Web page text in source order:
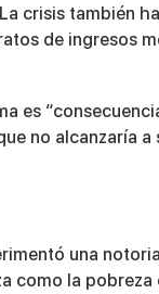
crisis también
de ingresos
es
no alcanzaría
una
como la